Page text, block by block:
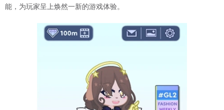
能，为玩家呈上焕然一新的游戏体验。